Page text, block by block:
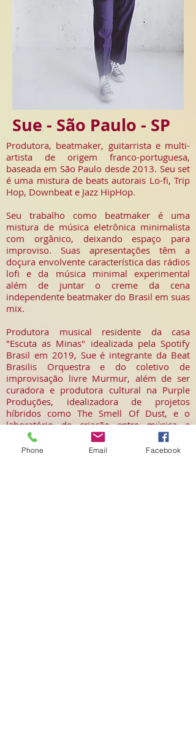
Sue - São Paulo - SP
Produtora, beatmaker, guitarrista e multi-
artista de origem franco-portuguesa,
baseada em São Paulo desde 2013. Seu set
é uma mistura de beats autorais Lo-fi, Trip
Hop, Downbeat e Jazz HipHop.
Seu trabalho como beatmaker é uma
mistura de música eletrônica minimalista
com orgânico, deixando espaço para
improviso. Suas apresentações têm a
doçura envolvente característica das rádios
lofi e da música minimal experimental
além de juntar o creme da cena
independente beatmaker do Brasil em suas
mix.
Produtora musical residente da casa
"Escuta as Minas" idealizada pela Spotify
Brasil em 2019, Sue é integrante da Beat
Brasilis Orquestra e do coletivo de
improvisação livre Murmur, além de ser
curadora e produtora cultural na Purple
Produções, idealizadora de projetos
híbridos como The Smell Of Dust, e o
laboratório de criação entre música e
outras linguagens "Mudas de Marte".
Phone Email Facebook